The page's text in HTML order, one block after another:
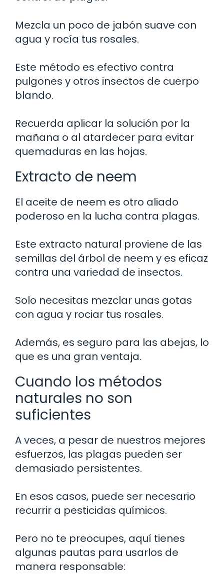
Mezcla un poco de jabón suave con
agua y rocía tus rosales.
Este método es efectivo contra
pulgones y otros insectos de cuerpo
blando.
Recuerda aplicar la solución por la
mañana o al atardecer para evitar
quemaduras en las hojas.
Extracto de neem
El aceite de neem es otro aliado
poderoso en la lucha contra plagas.
Este extracto natural proviene de las
semillas del árbol de neem y es eficaz
contra una variedad de insectos.
Solo necesitas mezclar unas gotas
con agua y rociar tus rosales.
Además, es seguro para las abejas, lo
que es una gran ventaja.
Cuando los métodos
naturales no son
suficientes
A veces, a pesar de nuestros mejores
esfuerzos, las plagas pueden ser
demasiado persistentes.
En esos casos, puede ser necesario
recurrir a pesticidas químicos.
Pero no te preocupes, aquí tienes
algunas pautas para usarlos de
manera responsable: